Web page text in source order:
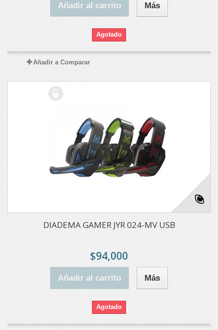
Añadir al carrito Más
Agotado
Añadir a Comparar
DIADEMA GAMER JYR 024-MV USB
$94,000
Añadir al carrito Más
Agotado